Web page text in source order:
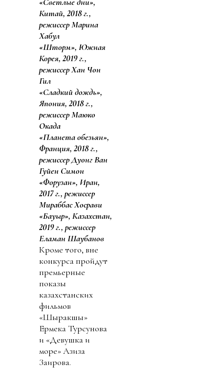
Китай, 2018 г.,
режиссер Марина
Хабул
«Шторм», Южная
Корея, 2019 г.,
режиссер Хан Чон
Гил
«Сладкий дождь»,
Япония, 2018 г.,
режиссер Маюко
Окада
«Планета обезьян»,
Франция, 2018 г.,
режиссер Дуонг Ван
Гуйен Симон
«Форузан», Иран,
2017 г., режиссер
Мираббас Хосрави
«Бауыр», Казахстан,
2019 г., режиссер
Еламан Шаубанов
Кроме того, вне
конкурса пройдут
премьерные
показы
казахстанских
фильмов
«Шыракшы»
Ермека Турсунова
и «Девушка и
море» Азиза
Заирова.